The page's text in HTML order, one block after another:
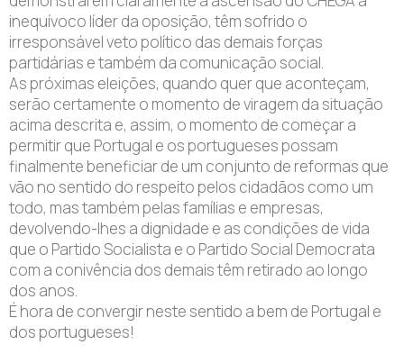
inequívoco líder da oposição, têm sofrido o
irresponsável veto político das demais forças
partidárias e também da comunicação social.
As próximas eleições, quando quer que aconteçam,
serão certamente o momento de viragem da situação
acima descrita e, assim, o momento de começar a
permitir que Portugal e os portugueses possam
finalmente beneficiar de um conjunto de reformas que
vão no sentido do respeito pelos cidadãos como um
todo, mas também pelas famílias e empresas,
devolvendo-lhes a dignidade e as condições de vida
que o Partido Socialista e o Partido Social Democrata
com a conivência dos demais têm retirado ao longo
dos anos.
É hora de convergir neste sentido a bem de Portugal e
dos portugueses!